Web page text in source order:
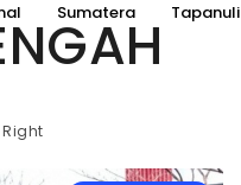
Sumatera Tapanuli